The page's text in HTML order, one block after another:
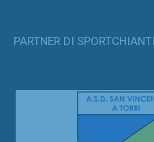
PARTNER DI SPORTCHIANTI